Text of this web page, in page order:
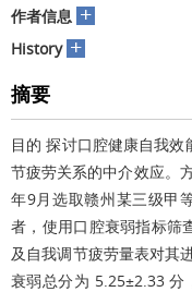
作者信息 +
History +
摘要
目的 探讨口腔健康自我
节疲劳关系的中介效应。
年9月选取赣州某三级甲
者，使用口腔衰弱指标筛
及自我调节疲劳量表对其
衰弱总分为 5.25±2.33 分